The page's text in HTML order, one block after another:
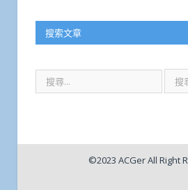
搜索文章
©2023 ACGer All Right